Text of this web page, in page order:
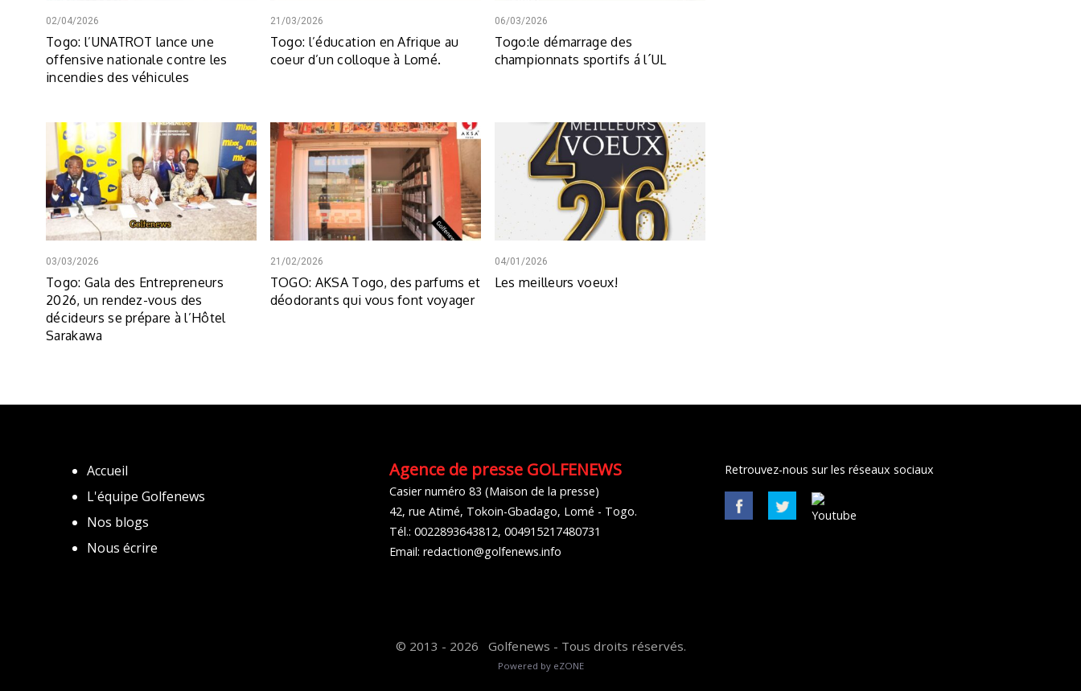
02/04/2026
Togo: l’UNATROT lance une
offensive nationale contre les
incendies des véhicules
21/03/2026
Togo: l’éducation en Afrique au
coeur d’un colloque à Lomé.
06/03/2026
Togo:le démarrage des
championnats sportifs á l´UL
03/03/2026
Togo: Gala des Entrepreneurs
2026, un rendez-vous des
décideurs se prépare à l’Hôtel
Sarakawa
21/02/2026
TOGO: AKSA Togo, des parfums et
déodorants qui vous font voyager
04/01/2026
Les meilleurs voeux!
Accueil
L'équipe Golfenews
Nos blogs
Nous écrire
Agence de presse GOLFENEWS
Casier numéro 83 (Maison de la presse)
42, rue Atimé, Tokoin-Gbadago, Lomé - Togo.
Tél.: 0022893643812, 004915217480731
Email: redaction@golfenews.info
Retrouvez-nous sur les réseaux sociaux
© 2013 - 2026 Golfenews - Tous droits réservés.
Powered by eZONE